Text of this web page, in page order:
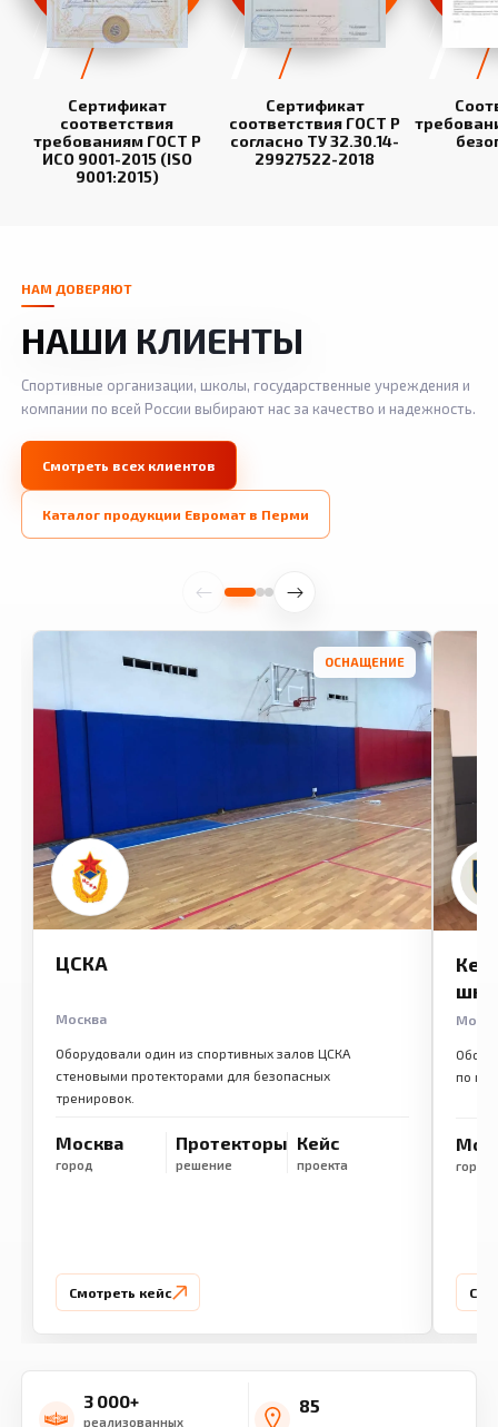
Сертификат
соответствия
требованиям ГОСТ Р
ИСО 9001-2015 (ISO
9001:2015)
Сертификат
соответствия ГОСТ Р
согласно ТУ 32.30.14-
29927522-2018
НАМ ДОВЕРЯЮТ
НАШИ КЛИЕНТЫ
Спортивные организации, школы, государственные учреждения и
компании по всей России выбирают нас за качество и надежность.
Смотреть всех клиентов
Каталог продукции Евромат в Перми
ОСНАЩЕНИЕ
ЦСКА
Москва
Оборудовали один из спортивных залов ЦСКА
стеновыми протекторами для безопасных
тренировок.
Москва
город
Протекторы
решение
Кейс
проекта
Смотреть кейс
по
город
3 000+
реализованных
85